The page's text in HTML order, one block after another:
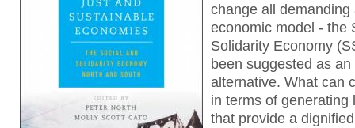
change all demanding
economic model - the
Solidarity Economy
been suggested as an
alternative. What can
in terms of generating
that provide a